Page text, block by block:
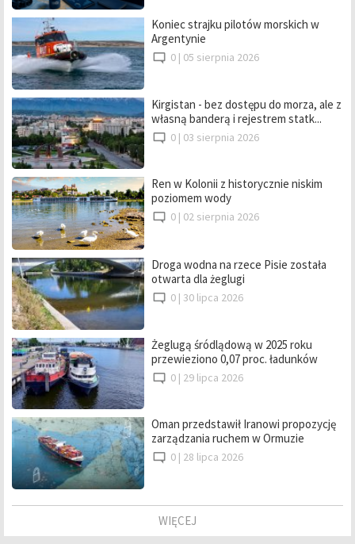
Koniec strajku pilotów morskich w
Argentynie
0 | 05 sierpnia 2026
Kirgistan - bez dostępu do morza, ale z
własną banderą i rejestrem statk...
0 | 03 sierpnia 2026
Ren w Kolonii z historycznie niskim
poziomem wody
0 | 02 sierpnia 2026
Droga wodna na rzece Pisie została
otwarta dla żeglugi
0 | 30 lipca 2026
Żeglugą śródlądową w 2025 roku
przewieziono 0,07 proc. ładunków
0 | 29 lipca 2026
Oman przedstawił Iranowi propozycję
zarządzania ruchem w Ormuzie
0 | 28 lipca 2026
WIĘCEJ